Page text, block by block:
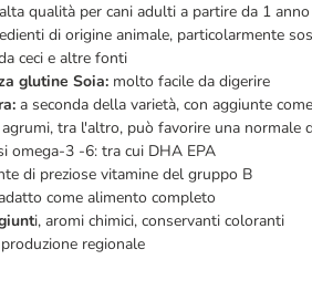
qualità per cani adulti a partire da 1
di origine animale, particolarmente
ceci e altre fonti
glutine Soia: molto facile da digerire
a seconda della varietà, con aggiunte
tra l'altro, può favorire una normale
omega-3 -6: tra cui DHA EPA
di preziose vitamine del gruppo B
come alimento completo
i, aromi chimici, conservanti coloranti
produzione regionale